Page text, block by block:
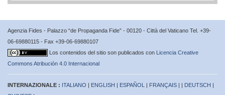
Agenzia Fides - Palazzo “de Propaganda Fide” - 00120 - Città del Vaticano Tel. +39-
06-69880115 - Fax +39-06-69880107
Los contenidos del sitio son publicados con Licencia Creative
Commons Atribución 4.0 Internacional
INTERNAZIONALE : ITALIANO | ENGLISH | ESPAÑOL | FRANÇAIS | | DEUTSCH |